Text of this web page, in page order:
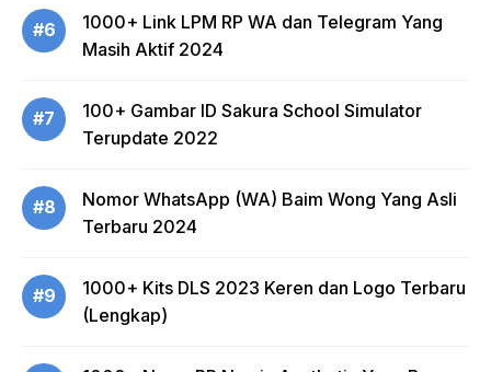
#6
1000+ Link LPM RP WA dan Telegram Yang
Masih Aktif 2024
#7
100+ Gambar ID Sakura School Simulator
Terupdate 2022
#8
Nomor WhatsApp (WA) Baim Wong Yang Asli
Terbaru 2024
#9
1000+ Kits DLS 2023 Keren dan Logo Terbaru
(Lengkap)